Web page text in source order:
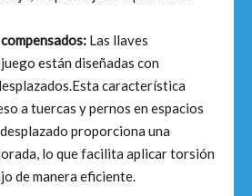
Las llaves
están diseñadas con
característica
a tuercas y pernos en espacios
proporciona una
lo que facilita aplicar torsión
de manera eficiente.